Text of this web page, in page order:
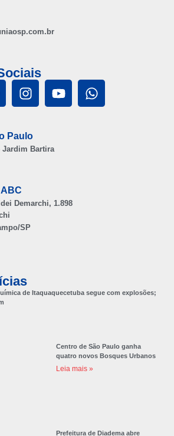
Paulo
Jardim Bartira
Demarchi, 1.898
SP
de Itaquaquecetuba segue com explosões;
Centro de São Paulo ganha
quatro novos Bosques Urbanos
Leia mais »
Prefeitura de Diadema abre